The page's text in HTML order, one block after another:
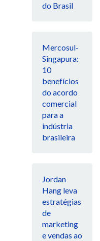
do Brasil
Mercosul-
Singapura:
10
benefícios
do acordo
comercial
para a
indústria
brasileira
Jordan
Hang leva
estratégias
de
marketing
e vendas ao